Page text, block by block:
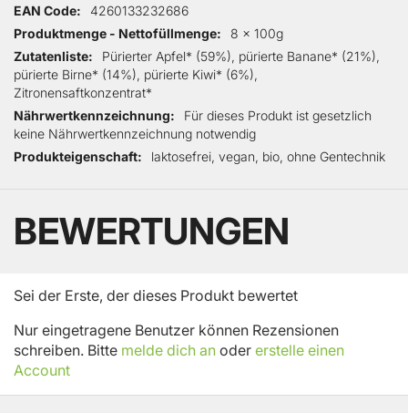
EAN Code
4260133232686
Produktmenge - Nettofüllmenge
8 x 100g
Zutatenliste
Pürierter Apfel* (59%), pürierte Banane* (21%),
pürierte Birne* (14%), pürierte Kiwi* (6%),
Zitronensaftkonzentrat*
Nährwertkennzeichnung
Für dieses Produkt ist gesetzlich
keine Nährwertkennzeichnung notwendig
Produkteigenschaft
laktosefrei, vegan, bio, ohne Gentechnik
BEWERTUNGEN
Sei der Erste, der dieses Produkt bewertet
Nur eingetragene Benutzer können Rezensionen
schreiben. Bitte melde dich an oder erstelle einen
Account